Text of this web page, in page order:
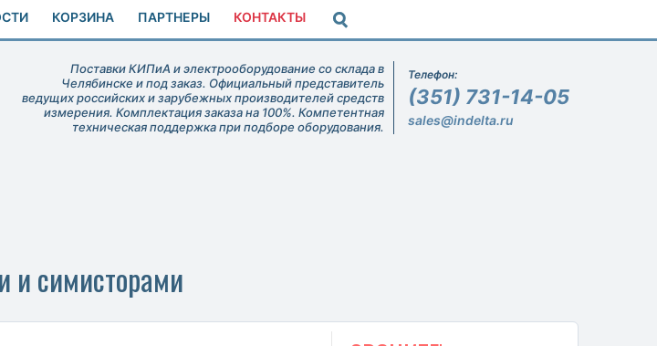
КОРЗИНА ПАРТНЕРЫ КОНТАКТЫ
Поставки КИПиА и электрооборудование со склада в
Челябинске и под заказ. Официальный представитель
ведущих российских и зарубежных производителей средств
измерения. Комплектация заказа на 100%. Компетентная
техническая поддержка при подборе оборудования.
Телефон:
(351) 731-14-05
sales@indelta.ru
и симисторами